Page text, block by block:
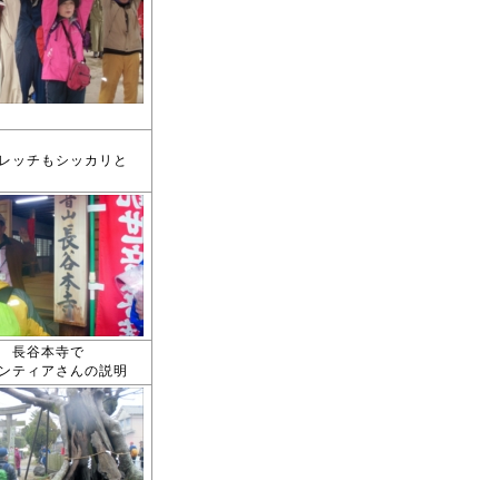
ッチもシッカリと
長谷本寺で
ティアさんの説明